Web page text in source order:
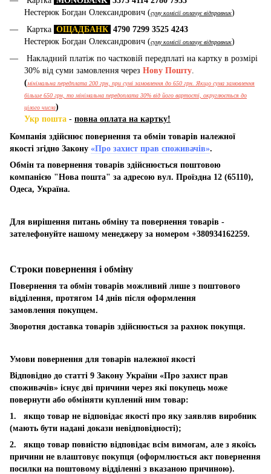
Нестерюк Богдан Олександрович (суму комісії оплачує відправник)
Картка ОЩАДБАНК 4790 7299 3525 4243
Нестерюк Богдан Олександрович (суму комісії оплачує відправник)
Накладний платіж по частковій передплаті на картку в розмірі
30% від суми замовлення через Нову Пошту.
(мінімальна передплата 200 грн, при сумі замовлення до 650 грн. Якщо сума замовлення
більше 650 грн, то мінімальна передоплата 30% від його вартості, округлюється до
цілого числа)
Укр пошта - повна оплата на картку!
Компанія здійснює повернення та обмін товарів належної
якості згідно Закону «Про захист прав споживачів».
Обмін та повернення товарів здійснюється поштовою
компанією "Нова пошта" за адресою вул. Проїздна 12 (65110),
Одеса, Україна.
Для вирішення питань обміну та повернення товарів -
зателефонуйте нашому менеджеру за номером +380934162259.
Строки повернення і обміну
Повернення та обмін товарів можливий лише з поштового
відділення, протягом 14 днів після оформлення
замовлення покупцем.
Зворотня доставка товарів здійснюється за рахнок покупця.
Умови повернення для товарів належної якості
Відповідно до статті 9 Закону України «Про захист прав
споживачів» існує дві причини через які покупець може
повернути або обміняти куплений ним товар:
1. якщо товар не відповідає якості про яку заявляв виробник
(мають бути надані докази невідповідності);
2. якщо товар повністю відповідає всім вимогам, але з якоїсь
причини не влаштовує покупця (оформлюється акт повернення
посилки на поштовому відділенні з вказаною причиною).